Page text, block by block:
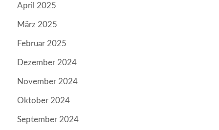
April 2025
März 2025
Februar 2025
Dezember 2024
November 2024
Oktober 2024
September 2024